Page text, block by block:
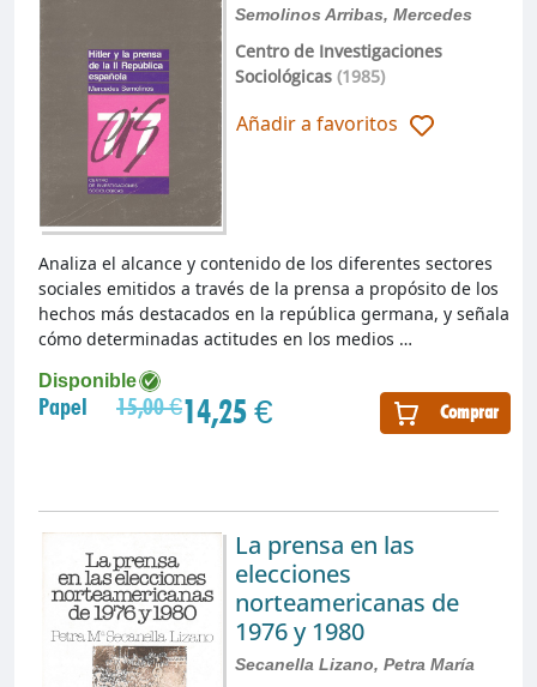
Semolinos Arribas, Mercedes
Centro de Investigaciones
Sociológicas(1985)
Añadir a favoritos
Disponible
Papel 15,00 €14,25 € Comprar
Analiza el alcance y contenido de los diferentes sectores
sociales emitidos a través de la prensa a propósito de los
hechos más destacados en la república germana, y señala
cómo determinadas actitudes en los medios …
La prensa en las
elecciones
norteamericanas de
1976 y 1980
Secanella Lizano, Petra María